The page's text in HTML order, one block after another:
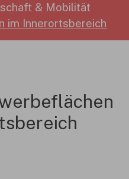
& Mobilität
im Innerortsbereich